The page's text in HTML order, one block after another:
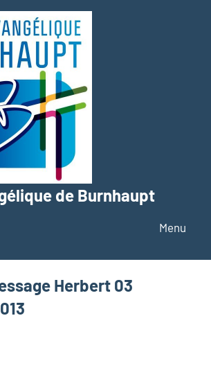
de Burnhaupt
Menu
Herbert 03